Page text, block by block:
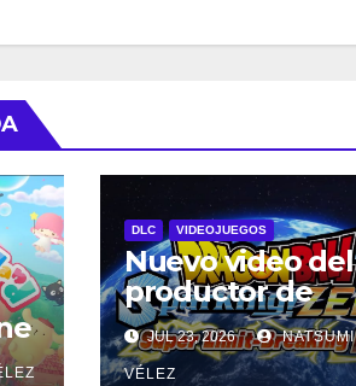
DLC VIDEOJUEGOS
Nuevo video del
productor de
DRAGON BALL:
Sparking! ZERO
JUL 23, 2026 NATSUMI
VÉLEZ